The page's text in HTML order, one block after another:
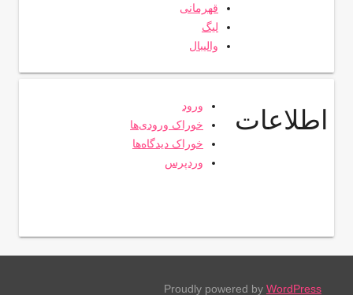
قهرمانی
لیگ
والیبال
اطلاعات
ورود
خوراک ورودی‌ها
خوراک دیدگاه‌ها
وردپرس
Proudly powered by WordPress